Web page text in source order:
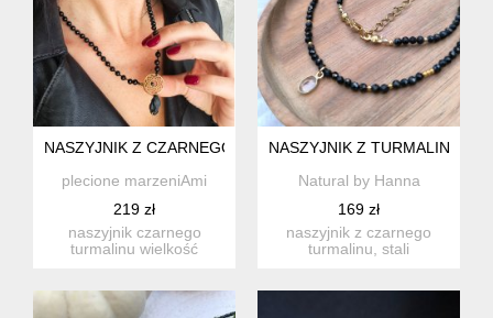
NASZYJNIK Z CZARNEGO TURMALINU
plecione marzeniAmi
219 zł
naszyjnik czarnego
turmalinu wielkość
NASZYJNIK Z TURMALINU
Natural by Hanna
169 zł
naszyjnik z czarnego
turmalinu, stali